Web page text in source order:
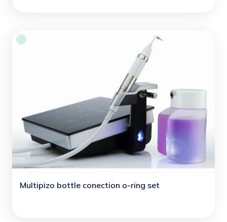
Multipizo bottle conection o-ring set